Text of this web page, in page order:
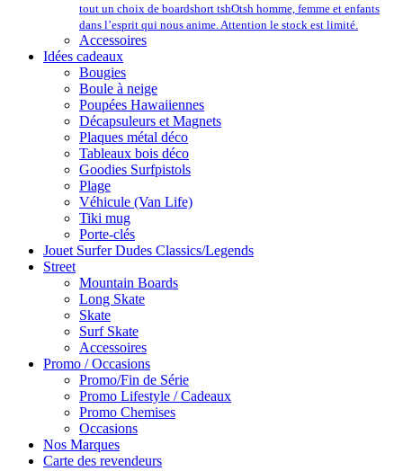
tout un choix de boardshort tshOtsh homme, femme et enfants
dans l’esprit qui nous anime. Attention le stock est limité.
Accessoires
Idées cadeaux
Bougies
Boule à neige
Poupées Hawaiiennes
Décapsuleurs et Magnets
Plaques métal déco
Tableaux bois déco
Goodies Surfpistols
Plage
Véhicule (Van Life)
Tiki mug
Porte-clés
Jouet Surfer Dudes Classics/Legends
Street
Mountain Boards
Long Skate
Skate
Surf Skate
Accessoires
Promo / Occasions
Promo/Fin de Série
Promo Lifestyle / Cadeaux
Promo Chemises
Occasions
Nos Marques
Carte des revendeurs